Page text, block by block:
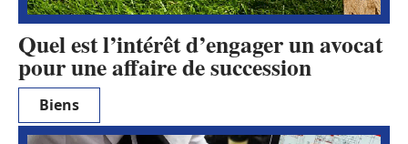
Quel est l’intérêt d’engager un avocat
pour une affaire de succession
Biens